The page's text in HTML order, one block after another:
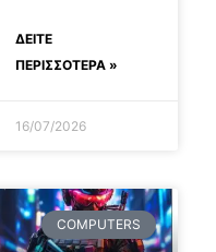
ΔΕΊΤΕ
ΠΕΡΙΣΣΟΤΕΡΑ »
16/07/2026
COMPUTERS